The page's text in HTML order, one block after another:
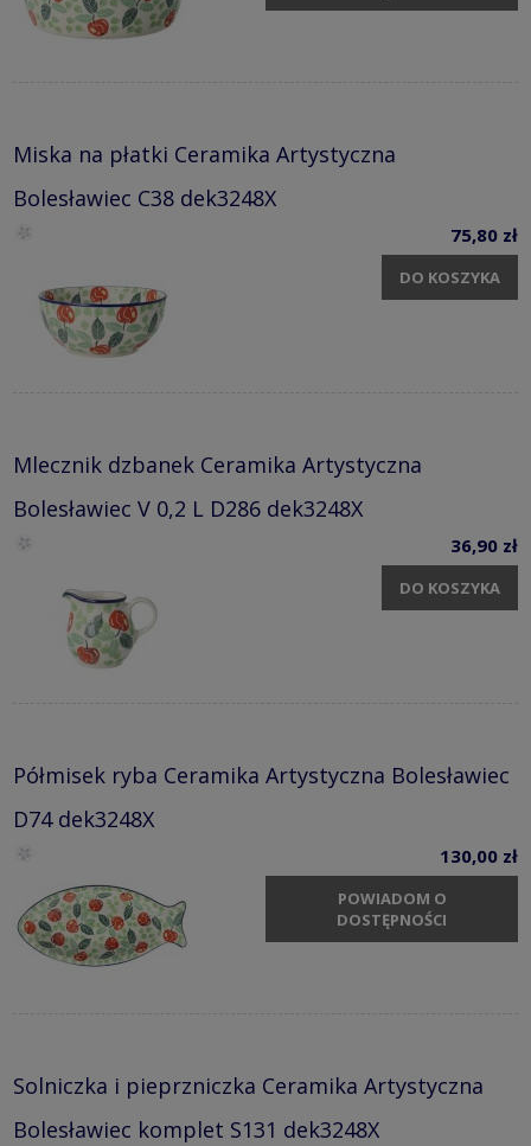
Miska na płatki Ceramika Artystyczna
Bolesławiec C38 dek3248X
75,80 zł
DO KOSZYKA
Mlecznik dzbanek Ceramika Artystyczna
Bolesławiec V 0,2 L D286 dek3248X
36,90 zł
DO KOSZYKA
Półmisek ryba Ceramika Artystyczna Bolesławiec
D74 dek3248X
130,00 zł
POWIADOM O
DOSTĘPNOŚCI
Solniczka i pieprzniczka Ceramika Artystyczna
Bolesławiec komplet S131 dek3248X